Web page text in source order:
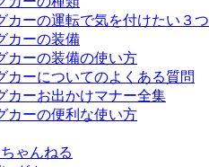
カーの運転で気を付けたい３
カーの装備
カーの装備の使い方
カーについてのよくある質問
カーお出かけマナー全集
カーの便利な使い方
ゃんねる